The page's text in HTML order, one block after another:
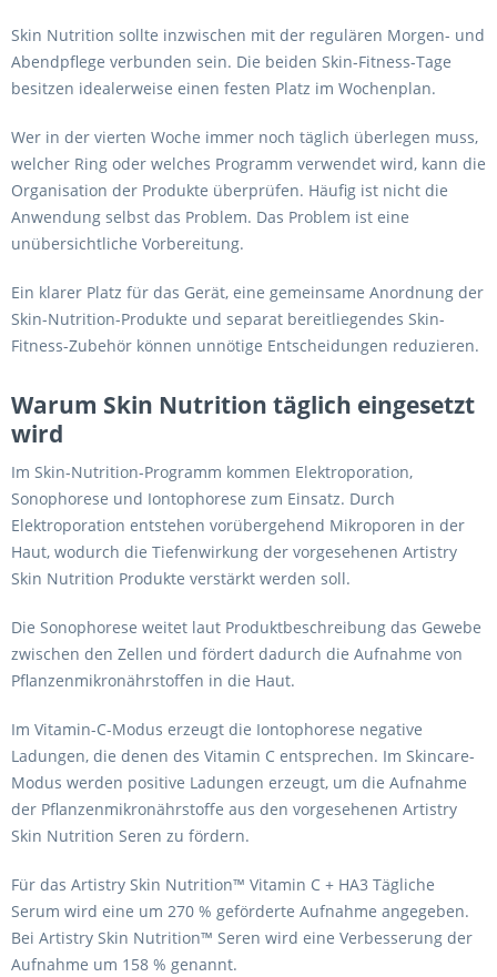
Skin Nutrition sollte inzwischen mit der regulären Morgen- und
Abendpflege verbunden sein. Die beiden Skin-Fitness-Tage
besitzen idealerweise einen festen Platz im Wochenplan.
Wer in der vierten Woche immer noch täglich überlegen muss,
welcher Ring oder welches Programm verwendet wird, kann die
Organisation der Produkte überprüfen. Häufig ist nicht die
Anwendung selbst das Problem. Das Problem ist eine
unübersichtliche Vorbereitung.
Ein klarer Platz für das Gerät, eine gemeinsame Anordnung der
Skin-Nutrition-Produkte und separat bereitliegendes Skin-
Fitness-Zubehör können unnötige Entscheidungen reduzieren.
Warum Skin Nutrition täglich eingesetzt
wird
Im Skin-Nutrition-Programm kommen Elektroporation,
Sonophorese und Iontophorese zum Einsatz. Durch
Elektroporation entstehen vorübergehend Mikroporen in der
Haut, wodurch die Tiefenwirkung der vorgesehenen Artistry
Skin Nutrition Produkte verstärkt werden soll.
Die Sonophorese weitet laut Produktbeschreibung das Gewebe
zwischen den Zellen und fördert dadurch die Aufnahme von
Pflanzenmikronährstoffen in die Haut.
Im Vitamin-C-Modus erzeugt die Iontophorese negative
Ladungen, die denen des Vitamin C entsprechen. Im Skincare-
Modus werden positive Ladungen erzeugt, um die Aufnahme
der Pflanzenmikronährstoffe aus den vorgesehenen Artistry
Skin Nutrition Seren zu fördern.
Für das Artistry Skin Nutrition™ Vitamin C + HA3 Tägliche
Serum wird eine um 270 % geförderte Aufnahme angegeben.
Bei Artistry Skin Nutrition™ Seren wird eine Verbesserung der
Aufnahme um 158 % genannt.